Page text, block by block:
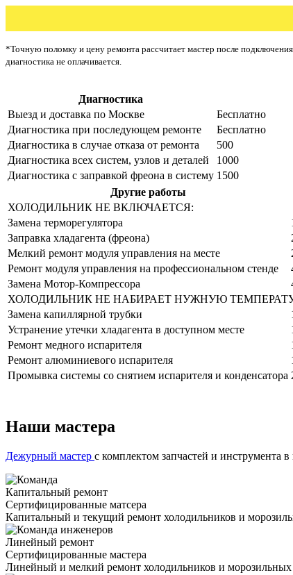
*Точную поломку и цену ремонта рассчитает мастер после
диагностика не оплачивается.
Диагностика
Выезд и доставка по Москве
Бесплатно
Диагностика при последующем ремонте
Бесплатно
Диагностика в случае отказа от ремонта
500
Диагностика всех систем, узлов и деталей
1000
Диагностика с заправкой фреона в систему 1500
Другие работы
ХОЛОДИЛЬНИК НЕ ВКЛЮЧАЕТСЯ:
Замена терморегулятора
Заправка хладагента (фреона)
Мелкий ремонт модуля управления на месте
Ремонт модуля управления на профессиональном стенде
Замена Мотор-Компрессора
ХОЛОДИЛЬНИК НЕ НАБИРАЕТ НУЖНУЮ
Замена капиллярной трубки
Устранение утечки хладагента в доступном месте
Ремонт медного испарителя
Ремонт алюминиевого испарителя
Промывка системы со снятием испарителя и конденсатора
Наши мастера
Дежурный мастер с комплектом запчастей и
Капитальный ремонт
Сертифицированные матсера
Капитальный и текущий ремонт холодильников и
Линейный ремонт
Сертифицированные мастера
Линейный и мелкий ремонт холодильников и морозильных